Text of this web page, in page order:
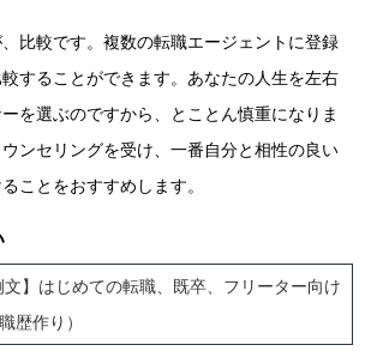
比較です。複数の転職エージェントに登録
することができます。あなたの人生を左右
を選ぶのですから、とことん慎重になりま
ンセリングを受け、一番自分と相性の良い
ことをおすすめします。
文】はじめての転職、既卒、フリーター向け
歴作り）